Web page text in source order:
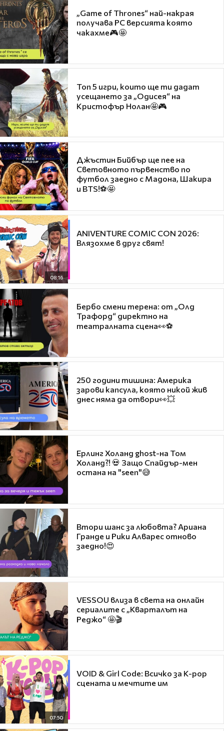
„Game of Thrones“ най-накрая
получава PC версията която
чакахме🎮🤩
Топ 5 игри, които ще ти дадат
усещането за „Одисея“ на
Кристофър Нолан🤩🎮
Джъстин Бийбър ще пее на
Световното първенство по
футбол заедно с Мадона, Шакира
и BTS!⚽🤩
08:16
ANIVENTURE COMIC CON 2026:
Влязохме в друг свят!
Бербо смени терена: от „Олд
Трафорд“ директно на
театралната сцена👀⚽
250 години тишина: Америка
зарови капсула, която никой жив
днес няма да отвори👀💥
Ерлинг Холанд ghost-на Том
Холанд?! 💀 Защо Спайдър-мен
остана на "seen"😅
Втори шанс за любовта? Ариана
Гранде и Рики Алварес отново
заедно!😍
VESSOU влиза в света на онлайн
сериалите с „Кварталът на
Реджо“ 🤩🎬
07:50
VOID & Girl Code: Всичко за K-pop
сцената и мечтите им